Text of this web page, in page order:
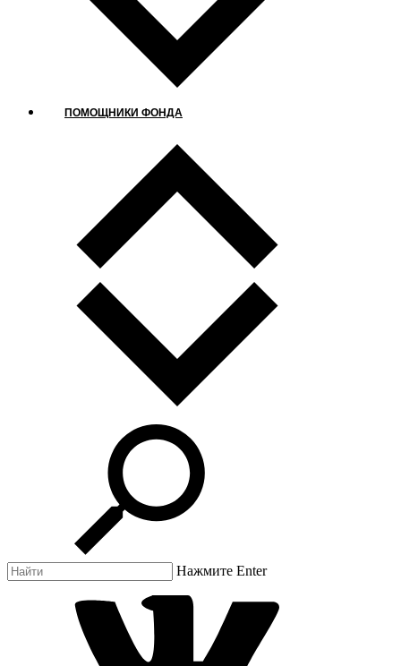
ПОМОЩНИКИ ФОНДА
Нажмите Enter